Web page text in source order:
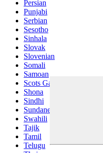
Persian
Punjabi
Serbian
Sesotho
Sinhala
Slovak
Slovenian
Somali
Samoan
Scots Gaelic
Shona
Sindhi
Sundanese
Swahili
Tajik
Tamil
Telugu